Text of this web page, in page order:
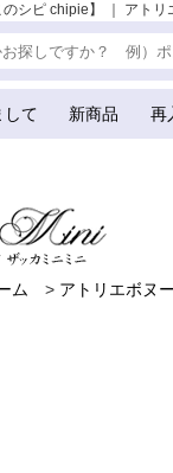
シピ chipie】 ｜ アト
して 新商品 再
ム > アトリエボヌ
フ